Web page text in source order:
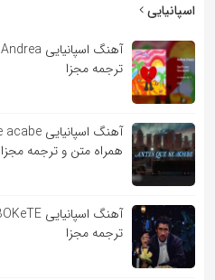
اسپانیایی
ترجمه مجزا
همراه متن و ترجمه مجزا
ترجمه مجزا